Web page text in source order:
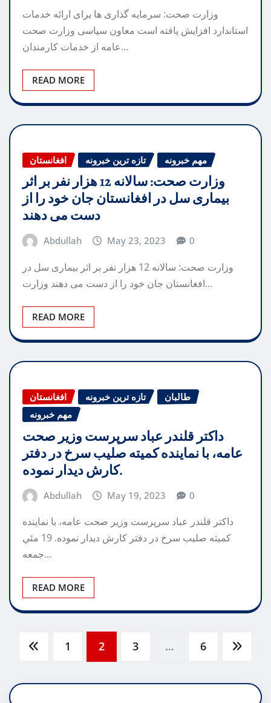
وزارت صحت: سرمایه گذاری ها برای ارائه خدمات
استاندارد افزایش یافته است معاون سیاسی وزارت صحت
عامه از خدمات کارمندان…
READ MORE
افغانستان تازه ترین خبرونه مهم خبرونه
وزارت صحت: سالانه 12 هزار نفر بر اثر
بیماری سل در افغانستان جان خود را از
دست می دهند
Abdullah May 23, 2023 0
وزارت صحت: سالانه 12 هزار نفر بر اثر بیماری سل در
افغانستان جان خود را از دست می دهند وزارت…
READ MORE
افغانستان تازه ترین خبرونه
طالبان
مهم خبرونه
داکتر قلندر عباد سرپرست وزیر صحت
عامه، با نماینده کمیته صلیب سرخ در دفتر
کارش دیدار نموده.
Abdullah May 19, 2023 0
داکتر قلندر عباد سرپرست وزیر صحت عامه، با نماینده
کمیته صلیب سرخ در دفتر کارش دیدار نموده. 19 مئي
جمعه…
READ MORE
Posts
pagination
1 2 3 … 6